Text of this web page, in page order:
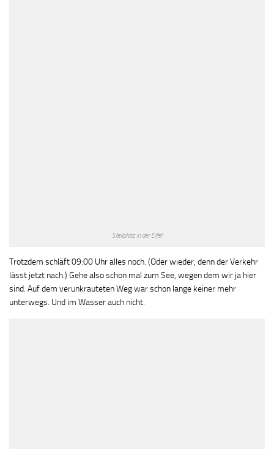
Stellplatz in der Eifel
Trotzdem schläft 09:00 Uhr alles noch. (Oder wieder, denn der Verkehr
lässt jetzt nach.) Gehe also schon mal zum See, wegen dem wir ja hier
sind. Auf dem verunkrauteten Weg war schon lange keiner mehr
unterwegs. Und im Wasser auch nicht.